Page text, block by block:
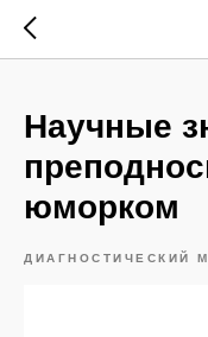
Научные
юморком
ДИАГНОСТИЧЕСКИЙ